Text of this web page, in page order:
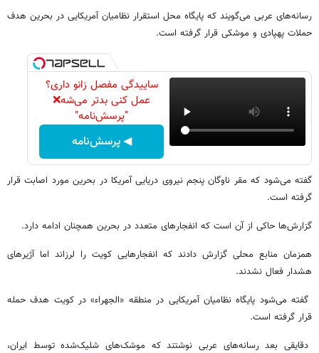
رسانه‌های عربی می‌گویند که پایگاه محل استقرار نظامیان آمریکایی در بحرین هدف
حملات پهپادی و موشکی قرار گرفته است.
ساییدگی مفصل زانو داری؟
عمل کنی بدتر می‌شه❌
"پرسش‌نامه"
◀ پرسش‌نامه
گفته می‌شود که مقر ناوگان پنجم نیروی دریایی آمریکا در بحرین مورد اصابت قرار
گرفته است.
گزارش‌ها حاکی از آن است که انفجارهای متعدد در بحرین همچنان ادامه دارد.
همزمان منابع محلی گزارش دادند که انفجارهایی کویت را لرزاند اما آژیرهای
هشدار فعال نشدند.
گفته می‌شود پایگاه نظامیان آمریکایی در منطقه «الجهراء» در کویت هدف حمله
قرار گرفته است.
دقایقی بعد رسانه‌های عربی نوشتند که موشک‌های شلیک‌شده توسط ایران،